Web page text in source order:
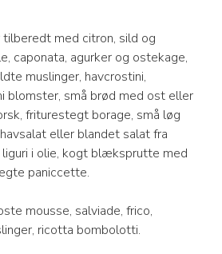
tilberedt med citron, sild og
caponata, agurker og ostekage,
muslinger, havcrostini,
blomster, små brød med ost eller
friturestegt borage, små løg
eller blandet salat fra
i olie, kogt blæksprutte med
paniccette.
mousse, salviade, frico,
ricotta bombolotti.